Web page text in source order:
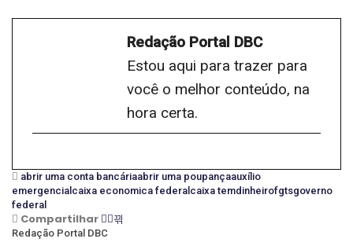
Redação Portal DBC
Estou aqui para trazer para
você o melhor conteúdo, na
hora certa.
abrir uma conta bancáriaabrir uma poupançaauxílio
emergencialcaixa economica federalcaixa temdinheirofgtsgoverno
federal
Compartilhar
Redação Portal DBC